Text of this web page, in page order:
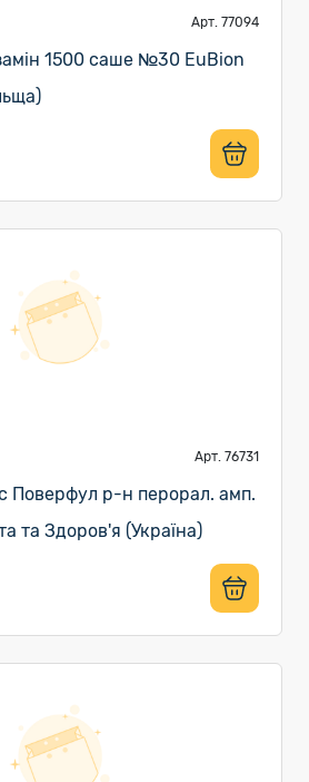
Арт. 77094
1500 саше №30 EuBion
Арт. 76731
Поверфул р-н перорал. амп.
та Здоров'я (Україна)